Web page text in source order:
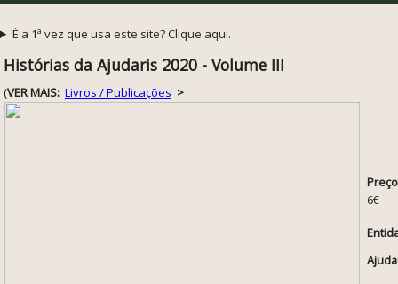
É a 1ª vez que usa este site? Clique aqui.
Histórias da Ajudaris 2020 - Volume III
(VER MAIS: Livros / Publicações >
6€